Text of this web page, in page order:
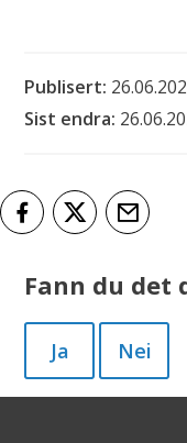
Publisert
Sist endra
Fann du det
Ja Nei